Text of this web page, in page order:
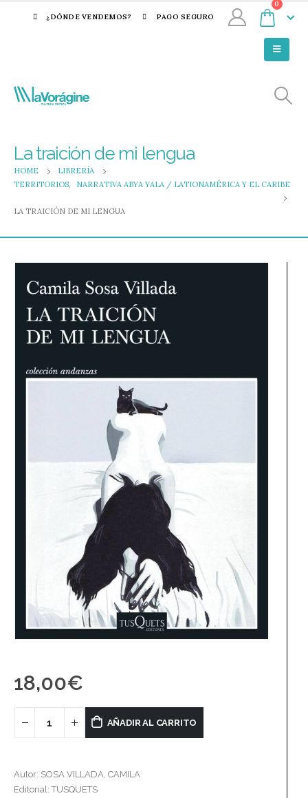
¿DÓNDE VENDEMOS? PAGO SEGURO
0
La traición de mi lengua
HOME
LIBRERÍA
TERRITORIOS, NARRATIVA ABYA YALA / LATIONAMÉRICA Y EL CARIBE
LA TRAICIÓN DE MI LENGUA
18,00€
AÑADIR AL CARRITO
Autor: SOSA VILLADA, CAMILA
Editorial: TUSQUETS